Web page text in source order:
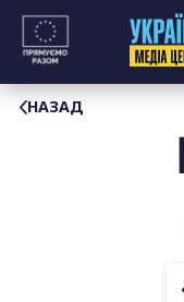
Перейти
контенту
НАЗАД